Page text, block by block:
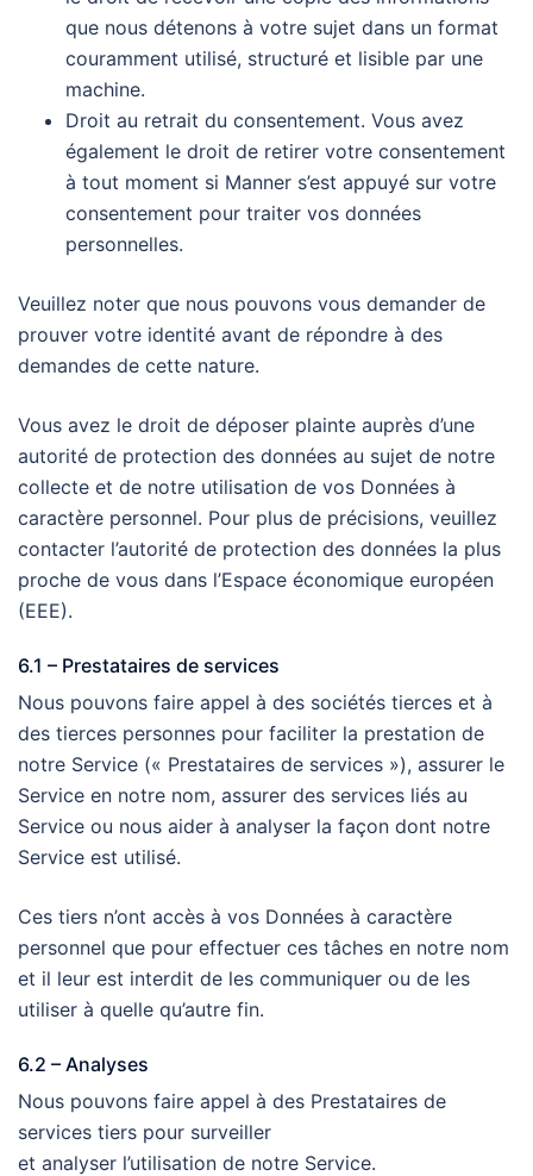
que nous détenons à votre sujet dans un format
couramment utilisé, structuré et lisible par une
machine.
Droit au retrait du consentement. Vous avez
également le droit de retirer votre consentement
à tout moment si Manner s’est appuyé sur votre
consentement pour traiter vos données
personnelles.
Veuillez noter que nous pouvons vous demander de
prouver votre identité avant de répondre à des
demandes de cette nature.
Vous avez le droit de déposer plainte auprès d’une
autorité de protection des données au sujet de notre
collecte et de notre utilisation de vos Données à
caractère personnel. Pour plus de précisions, veuillez
contacter l’autorité de protection des données la plus
proche de vous dans l’Espace économique européen
(EEE).
6.1 – Prestataires de services
Nous pouvons faire appel à des sociétés tierces et à
des tierces personnes pour faciliter la prestation de
notre Service (« Prestataires de services »), assurer le
Service en notre nom, assurer des services liés au
Service ou nous aider à analyser la façon dont notre
Service est utilisé.
Ces tiers n’ont accès à vos Données à caractère
personnel que pour effectuer ces tâches en notre nom
et il leur est interdit de les communiquer ou de les
utiliser à quelle qu’autre fin.
6.2 – Analyses
Nous pouvons faire appel à des Prestataires de
services tiers pour surveiller
et analyser l’utilisation de notre Service.